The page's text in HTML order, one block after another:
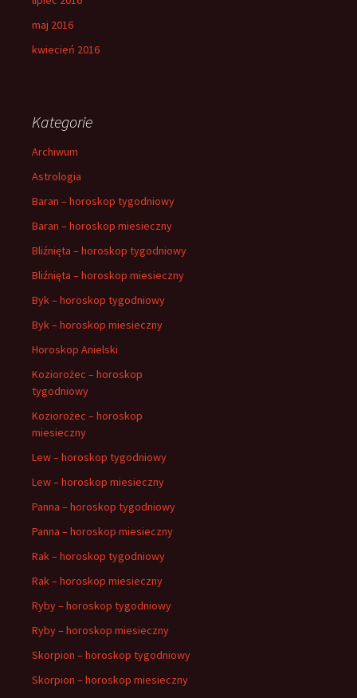
maj 2016
kwiecień 2016
Kategorie
Archiwum
Astrologia
Baran – horoskop tygodniowy
Baran – horoskop miesieczny
Bliźnięta – horoskop tygodniowy
Bliźnięta – horoskop miesieczny
Byk – horoskop tygodniowy
Byk – horoskop miesieczny
Horoskop Anielski
Koziorożec – horoskop
tygodniowy
Koziorożec – horoskop
miesieczny
Lew – horoskop tygodniowy
Lew – horoskop miesieczny
Panna – horoskop tygodniowy
Panna – horoskop miesieczny
Rak – horoskop tygodniowy
Rak – horoskop miesieczny
Ryby – horoskop tygodniowy
Ryby – horoskop miesieczny
Skorpion – horoskop tygodniowy
Skorpion – horoskop miesieczny